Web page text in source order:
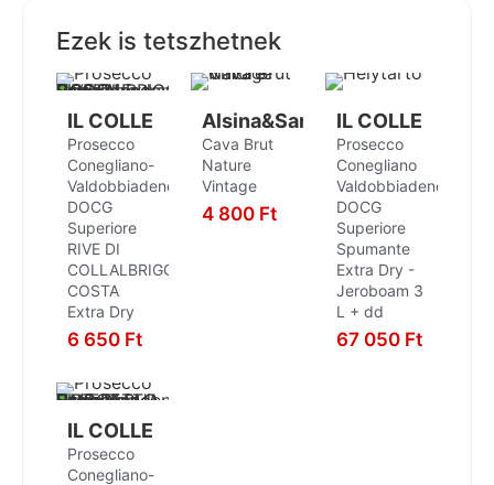
Ezek is tetszhetnek
IL COLLE
Prosecco
Conegliano-
Valdobbiadene
DOCG
Superiore
RIVE DI
COLLALBRIGO-
COSTA
Extra Dry
6 650 Ft
Alsina&Sardà
Cava Brut
Nature
Vintage
4 800 Ft
IL COLLE
Prosecco
Conegliano
Valdobbiadene
DOCG
Superiore
Spumante
Extra Dry -
Jeroboam 3
L + dd
67 050 Ft
IL COLLE
Prosecco
Conegliano-